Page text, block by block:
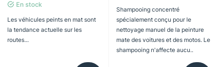
En stock
Les véhicules peints en mat sont
la tendance actuelle sur les
routes...
Shampooing concentré
spécialement conçu pour le
nettoyage manuel de la peinture
mate des voitures et des motos. Le
shampooing n'affecte aucu..